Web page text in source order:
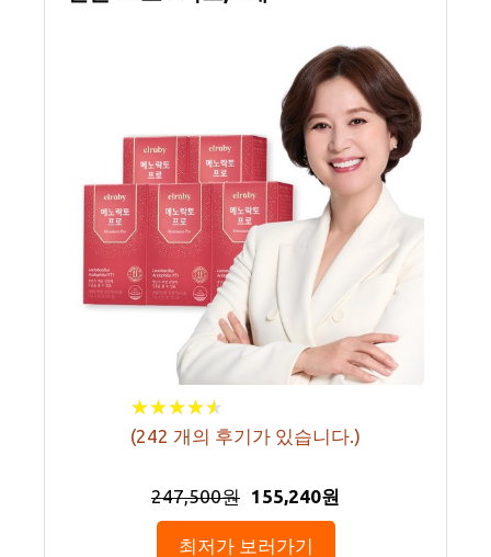
★★★★★
★★★★★
(242 개의 후기가 있습니다.)
247,500원 155,240원
최저가 보러가기